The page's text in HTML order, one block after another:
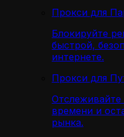
Прокси для
Блокируйте
быстрой,
интернете.
Прокси для
времени и
рынка.